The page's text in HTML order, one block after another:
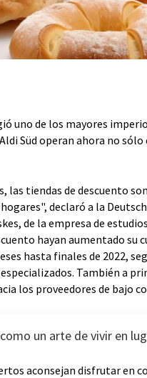
uno de los mayores
Süd operan ahora no
las tiendas de descuento
declaró a la
de la empresa de
hayan aumentado su
hasta finales de 2022,
También a
los proveedores de bajo
un arte de vivir en
aconsejan disfrutar en